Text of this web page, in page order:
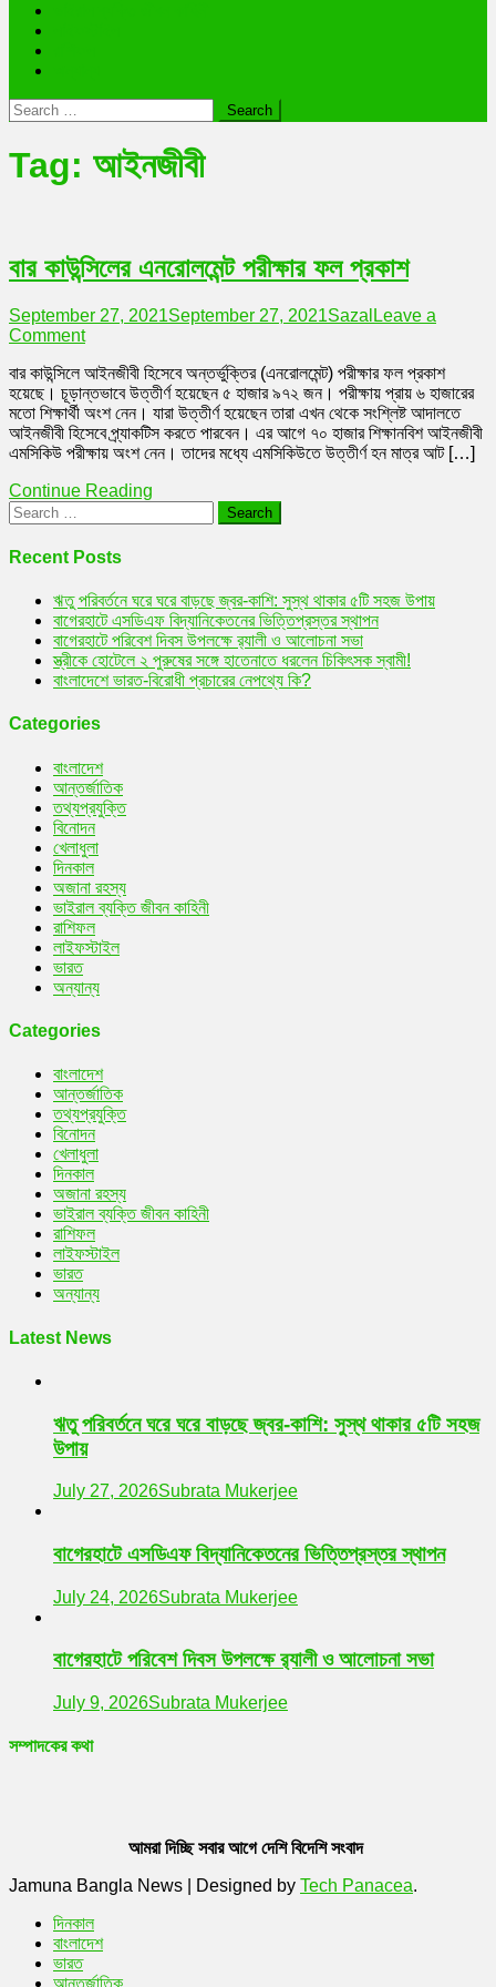
Search
for:
Tag: আইনজীবী
বার কাউন্সিলের এনরোলমেন্ট পরীক্ষার ফল প্রকাশ
September 27, 2021September 27, 2021Sazal Leave a
Commenton
কাউন্সিলের
এনরোলমেন্ট
পরীক্ষার
ফল
প্রকাশ
বার কাউন্সিলে আইনজীবী হিসেবে অন্তর্ভুক্তির (এনরোলমেন্ট) পরীক্ষার ফল প্রকাশ
হয়েছে। চূড়ান্তভাবে উত্তীর্ণ হয়েছেন ৫ হাজার ৯৭২ জন। পরীক্ষায় প্রায় ৬ হাজারের
মতো শিক্ষার্থী অংশ নেন। যারা উত্তীর্ণ হয়েছেন তারা এখন থেকে সংশ্লিষ্ট আদালতে
আইনজীবী হিসেবে প্র্যাকটিস করতে পারবেন। এর আগে ৭০ হাজার শিক্ষানবিশ আইনজীবী
এমসিকিউ পরীক্ষায় অংশ নেন। তাদের মধ্যে এমসিকিউতে উত্তীর্ণ হন মাত্র আট […]
Continue Reading
Search
for:
Recent Posts
ঋতু পরিবর্তনে ঘরে ঘরে বাড়ছে জ্বর-কাশি: সুস্থ থাকার ৫টি সহজ উপায়
বাগেরহাটে এসডিএফ বিদ্যানিকেতনের ভিত্তিপ্রস্তর স্থাপন
বাগেরহাটে পরিবেশ দিবস উপলক্ষে র‌্যালী ও আলোচনা সভা
স্ত্রীকে হোটেলে ২ পুরুষের সঙ্গে হাতেনাতে ধরলেন চিকিৎসক স্বামী!
বাংলাদেশে ভারত-বিরোধী প্রচারের নেপথ্যে কি?
Categories
বাংলাদেশ
আন্তর্জাতিক
তথ্যপ্রযুক্তি
বিনোদন
খেলাধুলা
দিনকাল
অজানা রহস্য
ভাইরাল ব্যক্তি জীবন কাহিনী
রাশিফল
লাইফস্টাইল
ভারত
অন্যান্য
Categories
বাংলাদেশ
আন্তর্জাতিক
তথ্যপ্রযুক্তি
বিনোদন
খেলাধুলা
দিনকাল
অজানা রহস্য
ভাইরাল ব্যক্তি জীবন কাহিনী
রাশিফল
লাইফস্টাইল
ভারত
অন্যান্য
Latest News
ঋতু পরিবর্তনে ঘরে ঘরে বাড়ছে জ্বর-কাশি: সুস্থ থাকার ৫টি সহজ
উপায়
July 27, 2026Subrata Mukerjee
বাগেরহাটে এসডিএফ বিদ্যানিকেতনের ভিত্তিপ্রস্তর স্থাপন
July 24, 2026Subrata Mukerjee
বাগেরহাটে পরিবেশ দিবস উপলক্ষে র‌্যালী ও আলোচনা সভা
July 9, 2026Subrata Mukerjee
সম্পাদকের কথা
আমরা দিচ্ছি সবার আগে দেশি বিদেশি সংবাদ
Jamuna Bangla News
Designed by Tech Panacea.
দিনকাল
বাংলাদেশ
ভারত
আন্তর্জাতিক